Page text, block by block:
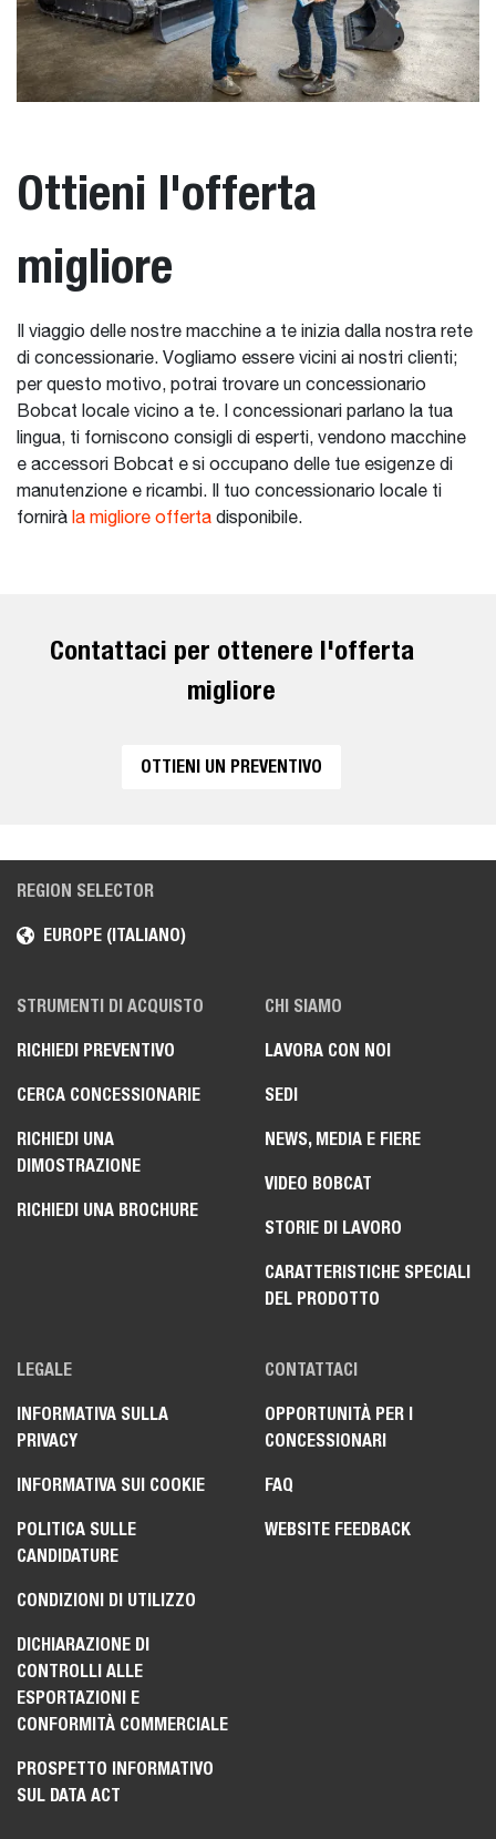
Ottieni l'offerta
migliore
Il viaggio delle nostre macchine a te inizia dalla nostra rete
di concessionarie. Vogliamo essere vicini ai nostri clienti;
per questo motivo, potrai trovare un concessionario
Bobcat locale vicino a te. I concessionari parlano la tua
lingua, ti forniscono consigli di esperti, vendono macchine
e accessori Bobcat e si occupano delle tue esigenze di
manutenzione e ricambi. Il tuo concessionario locale ti
fornirà la migliore offerta disponibile.
Contattaci per ottenere l'offerta
migliore
OTTIENI UN PREVENTIVO
REGION SELECTOR
EUROPE (ITALIANO)
STRUMENTI DI ACQUISTO
RICHIEDI PREVENTIVO
CERCA CONCESSIONARIE
RICHIEDI UNA
DIMOSTRAZIONE
RICHIEDI UNA BROCHURE
CHI SIAMO
LAVORA CON NOI
SEDI
NEWS, MEDIA E FIERE
VIDEO BOBCAT
STORIE DI LAVORO
CARATTERISTICHE SPECIALI
DEL PRODOTTO
LEGALE
INFORMATIVA SULLA
PRIVACY
INFORMATIVA SUI COOKIE
POLITICA SULLE
CANDIDATURE
CONDIZIONI DI UTILIZZO
DICHIARAZIONE DI
CONTROLLI ALLE
ESPORTAZIONI E
CONFORMITÀ COMMERCIALE
PROSPETTO INFORMATIVO
SUL DATA ACT
CONTATTACI
OPPORTUNITÀ PER I
CONCESSIONARI
FAQ
WEBSITE FEEDBACK